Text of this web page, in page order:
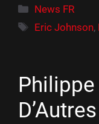
Catégories
News FR
Étiquettes
Eric Johnson,